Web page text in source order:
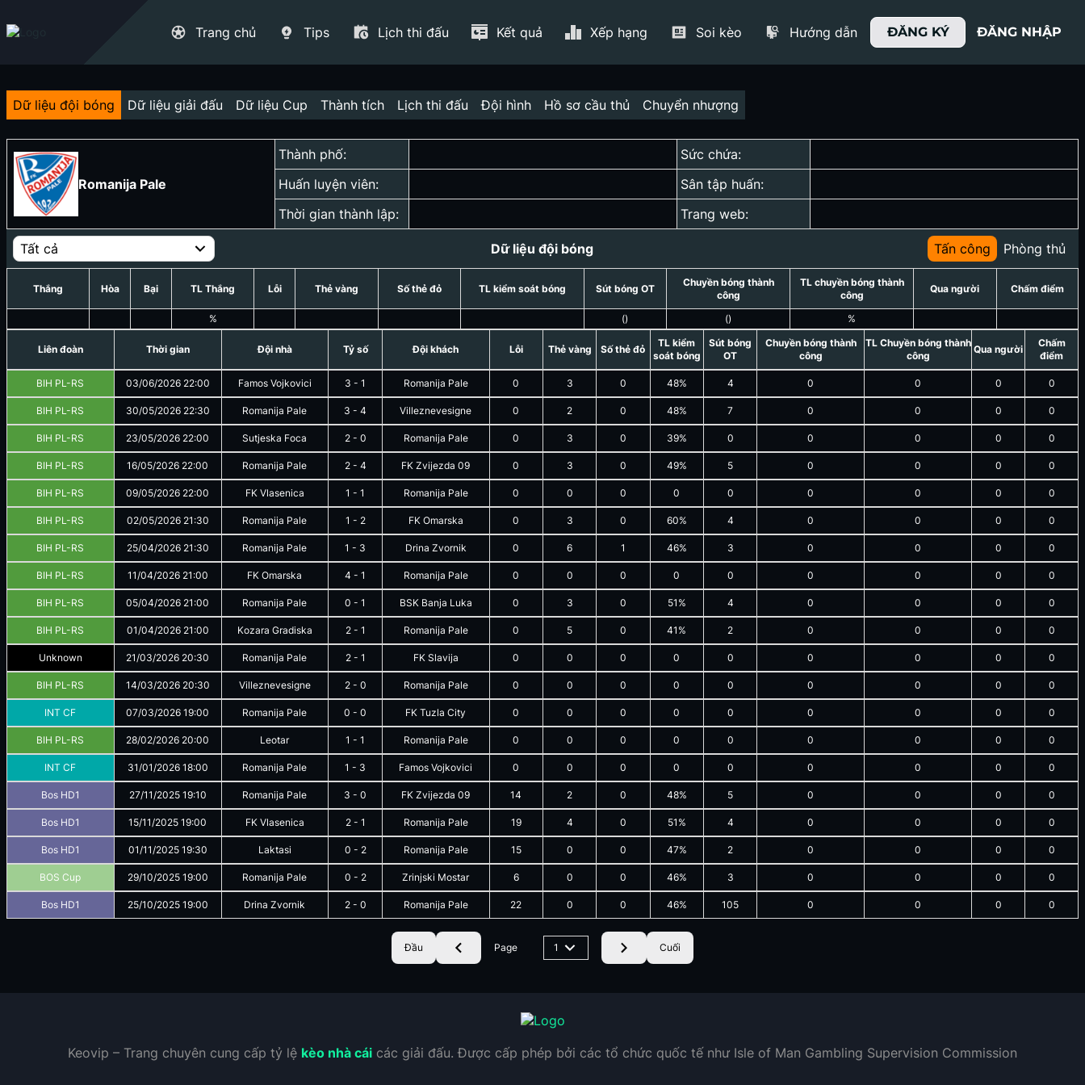
Trang chủ Tips Lịch thi đấu Kết quả Xếp hạng Soi kèo Hướng dẫn ĐĂNG KÝ ĐĂNG NHẬP
Dữ liệu đội bóng Dữ liệu giải đấu Dữ liệu Cup Thành tích Lịch thi đấu Đội hình Hồ sơ cầu thủ Chuyển nhượng
Romanija Pale
Thành phố:
Sức chứa:
Huấn luyện viên:
Sân tập huấn:
Thời gian thành lập:
Trang web:
Tất cả Dữ liệu đội bóng Tấn công Phòng thủ
Thắng Hòa Bại TL Thắng
%
Lỗi Thẻ vàng Số thẻ đỏ TL kiểm soát bóng Sút bóng OT
()
Chuyền bóng thành
công
()
TL chuyền bóng thành
công
%
Qua người Chấm điểm
Liên đoàn Thời gian Đội nhà Tỷ số Đội khách Lỗi Thẻ vàng Số thẻ đỏ
TL kiểm
soát bóng
Sút bóng
OT
Chuyền bóng thành
công
TL Chuyền bóng thành
công
Qua người
Chấm
điểm
BIH PL-RS 03/06/2026 22:00 Famos Vojkovici 3 -1 Romanija Pale 0 3 0 48% 4 0 0 0 0
BIH PL-RS 30/05/2026 22:30 Romanija Pale 3 -4 Villeznevesigne 0 2 0 48% 7 0 0 0 0
BIH PL-RS 23/05/2026 22:00 Sutjeska Foca 2- 0 Romanija Pale 0 3 0 39% 0 0 0 0 0
BIH PL-RS 16/05/2026 22:00 Romanija Pale 2- 4 FK Zvijezda 09 0 3 0 49% 5 0 0 0 0
BIH PL-RS 09/05/2026 22:00 FK Vlasenica 1 -1 Romanija Pale 0 0 0 0 0 0 0 0 0
BIH PL-RS 02/05/2026 21:30 Romanija Pale 1 - 2 FK Omarska 0 3 0 60% 4 0 0 0 0
BIH PL-RS 25/04/2026 21:30 Romanija Pale 1 - 3 Drina Zvornik 0 6 1 46% 3 0 0 0 0
BIH PL-RS 11/04/2026 21:00 FK Omarska 4 -1 Romanija Pale 0 0 0 0 0 0 0 0 0
BIH PL-RS 05/04/2026 21:00 Romanija Pale 0 -1 BSK Banja Luka 0 3 0 51% 4 0 0 0 0
BIH PL-RS 01/04/2026 21:00 Kozara Gradiska 2- 1 Romanija Pale 0 5 0 41% 2 0 0 0 0
Unknown 21/03/2026 20:30 Romanija Pale 2- 1 FK Slavija 0 0 0 0 0 0 0 0 0
BIH PL-RS 14/03/2026 20:30 Villeznevesigne 2- 0 Romanija Pale 0 0 0 0 0 0 0 0 0
INT CF 07/03/2026 19:00 Romanija Pale 0 -0 FK Tuzla City 0 0 0 0 0 0 0 0 0
BIH PL-RS 28/02/2026 20:00 Leotar 1 -1 Romanija Pale 0 0 0 0 0 0 0 0 0
INT CF 31/01/2026 18:00 Romanija Pale 1 - 3 Famos Vojkovici 0 0 0 0 0 0 0 0 0
Bos HD1 27/11/2025 19:10 Romanija Pale 3 -0 FK Zvijezda 09 14 2 0 48% 5 0 0 0 0
Bos HD1 15/11/2025 19:00 FK Vlasenica 2- 1 Romanija Pale 19 4 0 51% 4 0 0 0 0
Bos HD1 01/11/2025 19:30 Laktasi 0 - 2 Romanija Pale 15 0 0 47% 2 0 0 0 0
BOS Cup 29/10/2025 19:00 Romanija Pale 0 - 2 Zrinjski Mostar 6 0 0 46% 3 0 0 0 0
Bos HD1 25/10/2025 19:00 Drina Zvornik 2- 0 Romanija Pale 22 0 0 46% 105 0 0 0 0
Đầu Page 1 Cuối
Keovip – Trang chuyên cung cấp tỷ lệ kèo nhà cái các giải đấu. Được cấp phép bởi các tổ chức quốc tế như Isle of Man Gambling Supervision Commission